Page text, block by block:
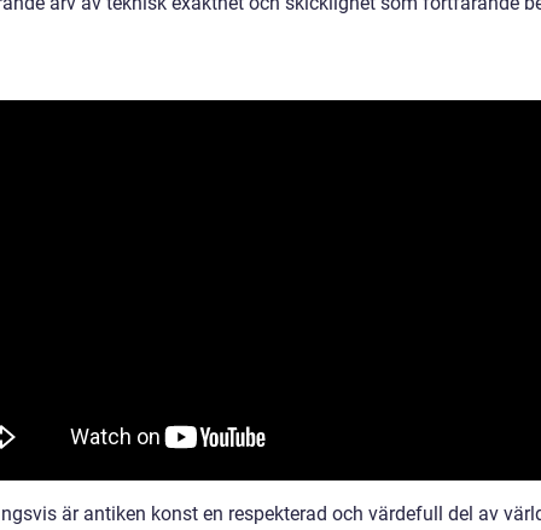
är antiken konst en respekterad och värdefull del av